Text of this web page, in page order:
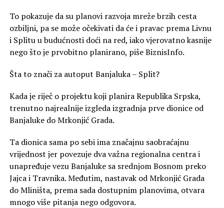
To pokazuje da su planovi razvoja mreže brzih cesta
ozbiljni, pa se može očekivati da će i pravac prema Livnu
i Splitu u budućnosti doći na red, iako vjerovatno kasnije
nego što je prvobitno planirano, piše BiznisInfo.
Šta to znači za autoput Banjaluka – Split?
Kada je riječ o projektu koji planira Republika Srpska,
trenutno najrealnije izgleda izgradnja prve dionice od
Banjaluke do Mrkonjić Grada.
Ta dionica sama po sebi ima značajnu saobraćajnu
vrijednost jer povezuje dva važna regionalna centra i
unapređuje vezu Banjaluke sa srednjom Bosnom preko
Jajca i Travnika. Međutim, nastavak od Mrkonjić Grada
do Mliništa, prema sada dostupnim planovima, otvara
mnogo više pitanja nego odgovora.